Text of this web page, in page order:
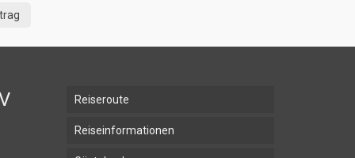
Reiseroute
Reiseinformationen